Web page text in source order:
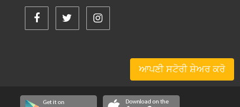
ਆਪਣੀ ਸਟੋਰੀ ਸ਼ੇਅਰ ਕਰੋ